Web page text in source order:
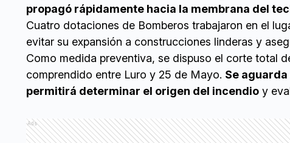
propagó rápidamente hacia la membrana del
Cuatro dotaciones de Bomberos trabajaron en el
evitar su expansión a construcciones linderas y
Como medida preventiva, se dispuso el corte total
comprendido entre Luro y 25 de Mayo. Se
permitirá determinar el origen del incendio y
Ads